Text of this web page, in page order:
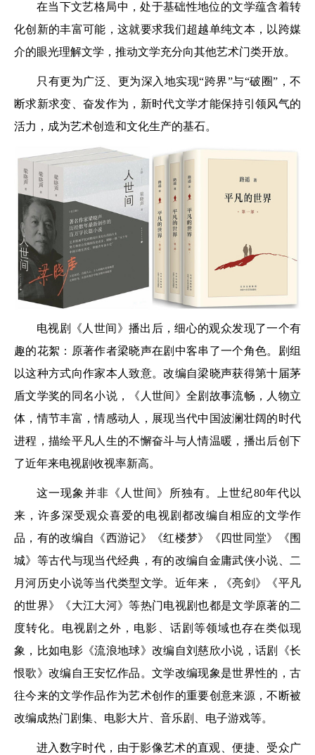
在当下文艺格局中，处于基础性地位的文学蕴含着转
化创新的丰富可能，这就要求我们超越单纯文本，以跨媒
介的眼光理解文学，推动文学充分向其他艺术门类开放。
只有更为广泛、更为深入地实现“跨界”与“破圈”，不
断求新求变、奋发作为，新时代文学才能保持引领风气的
活力，成为艺术创造和文化生产的基石。
电视剧《人世间》播出后，细心的观众发现了一个有
趣的花絮：原著作者梁晓声在剧中客串了一个角色。剧组
以这种方式向作家本人致意。改编自梁晓声获得第十届茅
盾文学奖的同名小说，《人世间》全剧故事流畅，人物立
体，情节丰富，情感动人，展现当代中国波澜壮阔的时代
进程，描绘平凡人生的不懈奋斗与人情温暖，播出后创下
了近年来电视剧收视率新高。
这一现象并非《人世间》所独有。上世纪80年代以
来，许多深受观众喜爱的电视剧都改编自相应的文学作
品，有的改编自《西游记》《红楼梦》《四世同堂》《围
城》等古代与现当代经典，有的改编自金庸武侠小说、二
月河历史小说等当代类型文学。近年来，《亮剑》《平凡
的世界》《大江大河》等热门电视剧也都是文学原著的二
度转化。电视剧之外，电影、话剧等领域也存在类似现
象，比如电影《流浪地球》改编自刘慈欣小说，话剧《长
恨歌》改编自王安忆作品。文学改编现象是世界性的，古
往今来的文学作品作为艺术创作的重要创意来源，不断被
改编成热门剧集、电影大片、音乐剧、电子游戏等。
进入数字时代，由于影像艺术的直观、便捷、受众广